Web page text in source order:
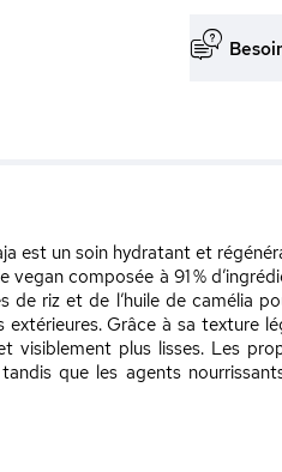
est un soin hydratant et
composée à 91 %
riz et de l’huile de camélia
Grâce à sa texture
visiblement plus lisses. Les
que les agents